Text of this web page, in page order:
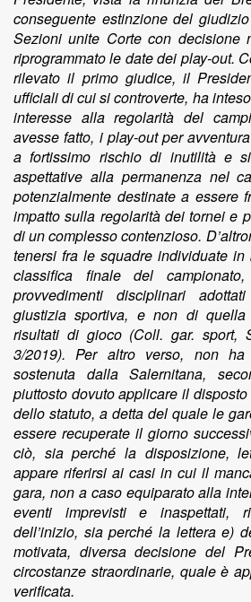
conseguente estinzione del
Sezioni unite Corte con decisione
riprogrammato le date dei play-out.
rilevato il primo giudice, il
ufficiali di cui si controverte, ha
interesse alla regolarità del
avesse fatto, i play-out per
a fortissimo rischio di inutilità e
aspettative alla permanenza nel
potenzialmente destinate a essere
impatto sulla regolarità dei tornei e
di un complesso contenzioso.
tenersi fra le squadre individuate in
classifica finale del
provvedimenti disciplinari
giustizia sportiva, e non di
risultati di gioco (Coll. gar. sport,
3/2019). Per altro verso, non ha
sostenuta dalla Salernitana,
piuttosto dovuto applicare il disposto
dello statuto, a detta del quale le
essere recuperate il giorno
ciò, sia perché la disposizione,
appare riferirsi ai casi in cui il
gara, non a caso equiparato alla
eventi imprevisti e inaspettati,
dell’inizio, sia perché la lettera e)
motivata, diversa decisione del
circostanze straordinarie, quale è
verificata.